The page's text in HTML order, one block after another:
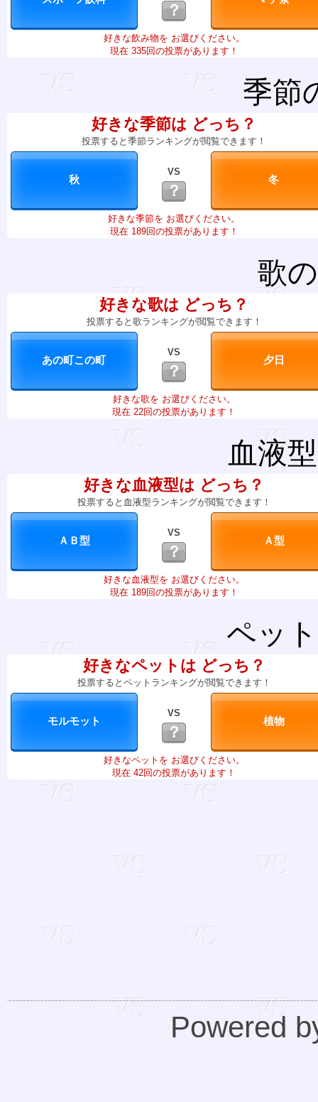
？
好きな飲み物を お選びください。
現在 335回の投票があります！
季節
好きな季節は どっち？
投票すると季節ランキングが閲覧できます！
VS
？
好きな季節を お選びください。
現在 189回の投票があります！
歌
好きな歌は どっち？
投票すると歌ランキングが閲覧できます！
VS
？
好きな歌を お選びください。
現在 22回の投票があります！
血液
好きな血液型は どっち？
投票すると血液型ランキングが閲覧できます！
VS
？
好きな血液型を お選びください。
現在 189回の投票があります！
ペッ
好きなペットは どっち？
投票するとペットランキングが閲覧できます！
VS
？
好きなペットを お選びください。
現在 42回の投票があります！
Powered